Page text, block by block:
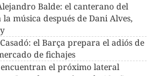
Balde: el canterano del
música después de Dani Alves,
el Barça prepara el adiós de
de fichajes
encuentran el próximo lateral